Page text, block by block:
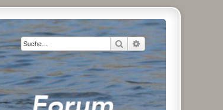
Suche Erweiterte Suche